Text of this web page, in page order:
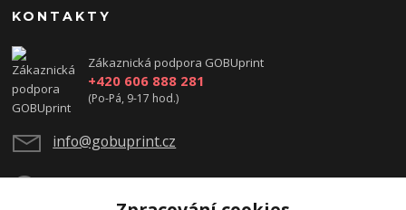
KONTAKTY
Zákaznická podpora GOBUprint
+420 606 888 281
(Po-Pá, 9-17 hod.)
info@gobuprint.cz